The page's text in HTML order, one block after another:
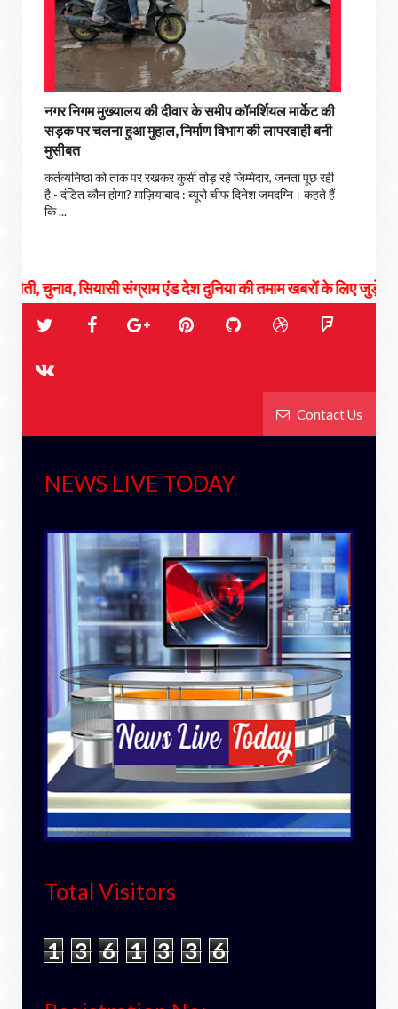
नगर निगम मुख्यालय की दीवार के समीप कॉमर्शियल मार्केट की
सड़क पर चलना हुआ मुहाल, निर्माण विभाग की लापरवाही बनी
मुसीबत
कर्तव्यनिष्ठा को ताक पर रखकर कुर्सी तोड़ रहे जिम्मेदार, जनता पूछ रही
है - दंडित कौन होगा? ग़ाज़ियाबाद : ब्यूरो चीफ दिनेश जमदग्नि। कहते हैं
कि ...
संग्राम एंड देश दुनिया की तमाम खबरों के लिए जुड़े रहिये हमसे...
Contact Us
NEWS LIVE TODAY
Total Visitors
1 3 6 1 3 3 6